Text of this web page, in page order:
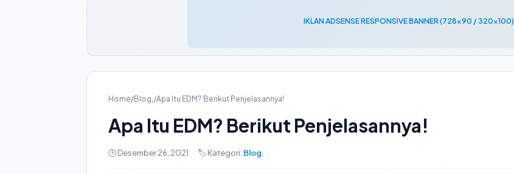
IKLAN ADSENSE RESPONSIVE BANNER (728x90 / 320x100)
Home/Blog,/Apa Itu EDM? Berikut Penjelasannya!
Apa Itu EDM? Berikut Penjelasannya!
🕒 Desember 26, 2021 🏷️ Kategori: Blog